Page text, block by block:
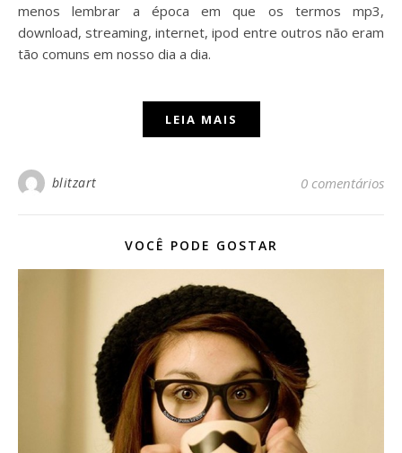
menos lembrar a época em que os termos mp3,
download, streaming, internet, ipod entre outros não eram
tão comuns em nosso dia a dia.
LEIA MAIS
blitzart 0 comentários
VOCÊ PODE GOSTAR